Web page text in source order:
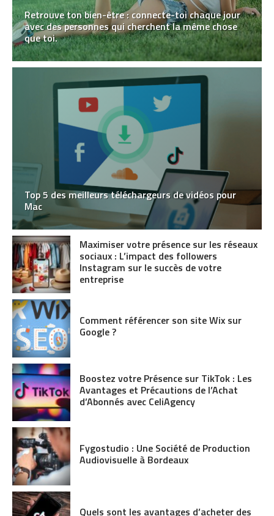
Retrouve ton bien-être : connecte-toi chaque jour
avec des personnes qui cherchent la même chose
que toi.
Top 5 des meilleurs téléchargeurs de vidéos pour
Mac
Maximiser votre présence sur les réseaux
sociaux : L’impact des followers
Instagram sur le succès de votre
entreprise
Comment référencer son site Wix sur
Google ?
Boostez votre Présence sur TikTok : Les
Avantages et Précautions de l’Achat
d’Abonnés avec CeliAgency
Fygostudio : Une Société de Production
Audiovisuelle à Bordeaux
Quels sont les avantages d’acheter des